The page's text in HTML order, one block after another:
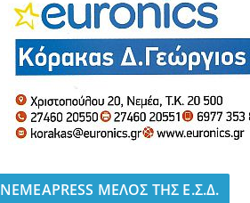
NEMEAPRESS ΜΕΛΟΣ ΤΗΣ Ε.Σ.Δ.